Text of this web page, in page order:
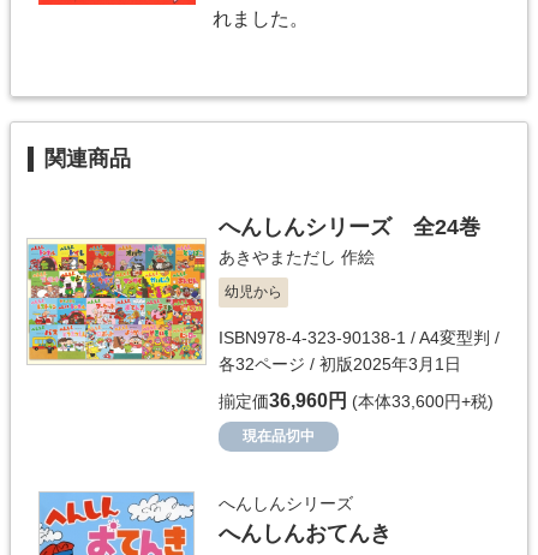
れました。
関連商品
へんしんシリーズ 全24巻
あきやまただし 作絵
幼児から
ISBN978-4-323-90138-1 / A4変型判 /
各32ページ / 初版2025年3月1日
揃定価36,960円 (本体33,600円+税)
現在品切中
へんしんシリーズ
へんしんおてんき